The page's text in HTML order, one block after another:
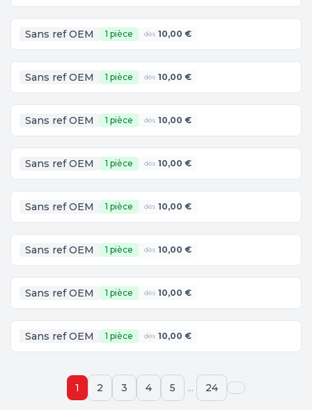
Sans ref OEM 1 pièce dès 10,00 €
Sans ref OEM 1 pièce dès 10,00 €
Sans ref OEM 1 pièce dès 10,00 €
Sans ref OEM 1 pièce dès 10,00 €
Sans ref OEM 1 pièce dès 10,00 €
Sans ref OEM 1 pièce dès 10,00 €
Sans ref OEM 1 pièce dès 10,00 €
Sans ref OEM 1 pièce dès 10,00 €
1 2 3 4 5 ... 24